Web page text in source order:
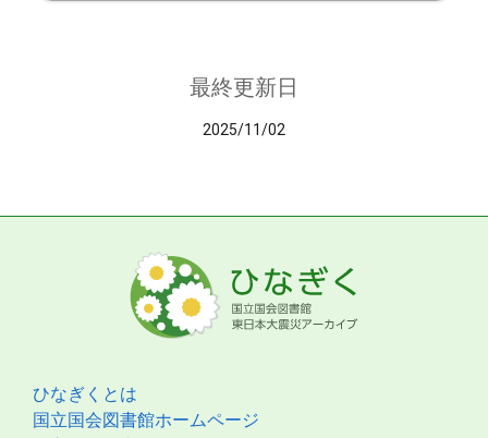
最終更新日
2025/11/02
ひなぎくとは
国立国会図書館ホームページ